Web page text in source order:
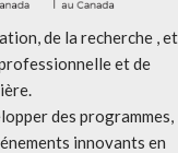
de la recherche , et
et de
des programmes,
innovants en